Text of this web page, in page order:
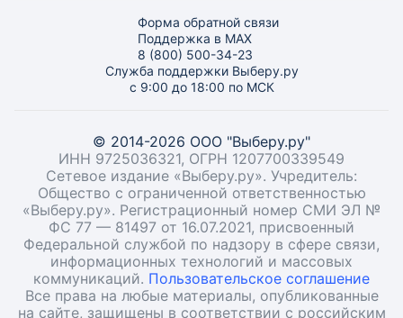
Форма обратной связи
Поддержка в MAX
8 (800) 500-34-23
Служба поддержки Выберу.ру
с 9:00 до 18:00 по МСК
© 2014-2026 ООО "Выберу.ру"
ИНН 9725036321, ОГРН 1207700339549
Сетевое издание «Выберу.ру». Учредитель:
Общество с ограниченной ответственностью
«Выберу.ру». Регистрационный номер СМИ ЭЛ №
ФС 77 — 81497 от 16.07.2021, присвоенный
Федеральной службой по надзору в сфере связи,
информационных технологий и массовых
коммуникаций. Пользовательское соглашение
Все права на любые материалы, опубликованные
на сайте, защищены в соответствии с российским